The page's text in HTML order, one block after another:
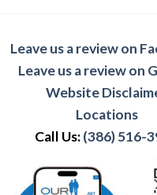
Leave us a review on
Leave us a review on
Website
Locations
Call Us:(386) 516-